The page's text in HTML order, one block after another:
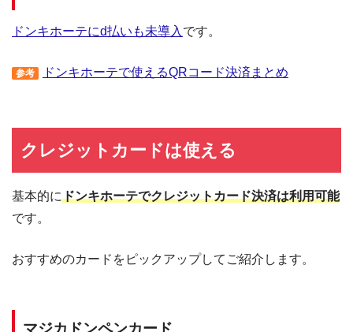
ドンキホーテにd払いも未導入 です。
参考 ドンキホーテで使えるQRコード決済まとめ
クレジットカードは使える
基本的にドンキホーテでクレジットカード決済は利用可能
です。
おすすめのカードをピックアップしてご紹介します。
マジカドンペンカード